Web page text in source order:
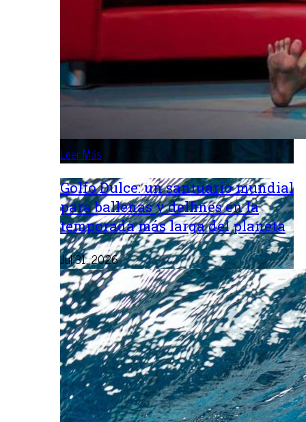
Leer Más
Golfo Dulce: un santuario mundial
para ballenas y delfines en la
temporada más larga del planeta
Jul 31, 2026